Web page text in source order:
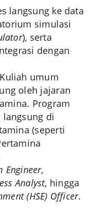
langsung ke data
simulasi
), serta
dengan
Kuliah umum
oleh jajaran
Program
di
(seperti
Engineer,
Analyst, hingga
(HSE) Officer.